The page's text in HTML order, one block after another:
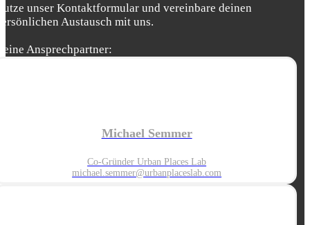
unser Kontaktformular und vereinbare deinen
Austausch mit uns.
Ansprechpartner:
Michael Semmer
Co-Gründer Urban Places Lab
michael.semmer@urbanplaceslab.com